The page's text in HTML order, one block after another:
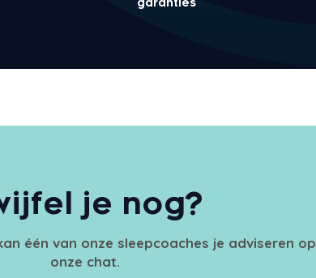
garanties
je nog?
één van onze sleepcoaches je adviseren op
onze chat.